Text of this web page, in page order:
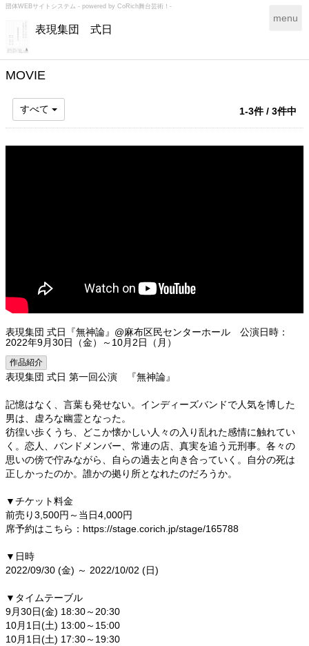
団体WEBサイトシステム - powered by CoRich舞台芸術！-
表現集団 式日
T
g
a
v
menu
MOVIE
すべて 1-3件 / 3件中
表現集団 式日『無神論』@麻布区民センターホール 公演日時：
2022年9月30日（金）～10月2日（月）
作品紹介
表現集団 式日 第一回公演 『無神論』
記憶はなく、言葉も発せない。インディーズバンドで人気を博した
男は、虚ろな幽霊となった。
彷徨い歩くうち、どこか懐かしい人々の入り乱れた感情に触れてい
く。恋人、バンドメンバー、常連の店、真実を追う元刑事。各々の
思いの傍で佇みながら、自らの過去と向き合っていく。自分の死は
正しかったのか。誰かの拠り所となれたのだろうか。
▼チケット料金
前売り3,500円～当日4,000円
席予約はこちら：https://stage.corich.jp/stage/165788
▼日時
2022/09/30 (金) ～ 2022/10/02 (日)
▼タイムテーブル
9月30日(金) 18:30～20:30
10月1日(土) 13:00～15:00
10月1日(土) 17:30～19:30